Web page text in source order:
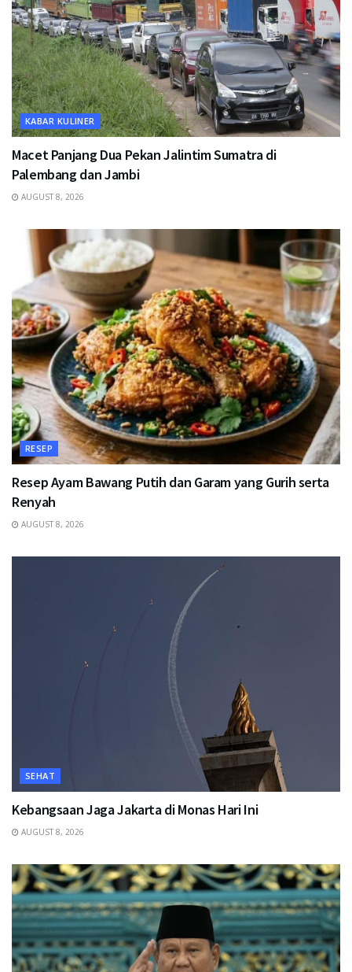
KABAR KULINER
Macet Panjang Dua Pekan Jalintim Sumatra di
Palembang dan Jambi
AUGUST 8, 2026
RESEP
Resep Ayam Bawang Putih dan Garam yang Gurih serta
Renyah
AUGUST 8, 2026
SEHAT
Kebangsaan Jaga Jakarta di Monas Hari Ini
AUGUST 8, 2026